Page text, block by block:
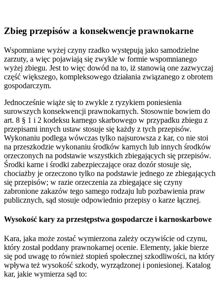
Zbieg przepisów a konsekwencje prawnokarne
Wspomniane wyżej czyny rzadko występują jako samodzielne
zarzuty, a więc pojawiają się zwykle w formie wspomnianego
wyżej zbiegu. Jest to więc dowód na to, iż stanowią one zazwyczaj
część większego, kompleksowego działania związanego z obrotem
gospodarczym.
Jednocześnie wiąże się to zwykle z ryzykiem poniesienia
surowszych konsekwencji prawnokarnych. Stosownie bowiem do
art. 8 § 1 i 2 kodeksu karnego skarbowego w przypadku zbiegu z
przepisami innych ustaw stosuje się każdy z tych przepisów.
Wykonaniu podlega wówczas tylko najsurowsza z kar, co nie stoi
na przeszkodzie wykonaniu środków karnych lub innych środków
orzeczonych na podstawie wszystkich zbiegających się przepisów.
Środki karne i środki zabezpieczające oraz dozór stosuje się,
chociażby je orzeczono tylko na podstawie jednego ze zbiegających
się przepisów; w razie orzeczenia za zbiegające się czyny
zabronione zakazów tego samego rodzaju lub pozbawienia praw
publicznych, sąd stosuje odpowiednio przepisy o karze łącznej.
Wysokość kary za przestępstwa gospodarcze i karnoskarbowe
Kara, jaka może zostać wymierzona zależy oczywiście od czynu,
który został poddany prawnokarnej ocenie. Elementy, jakie bierze
się pod uwagę to również stopień społecznej szkodliwości, na który
wpływa też wysokość szkody, wyrządzonej i poniesionej. Katalog
kar, jakie wymierza sąd to: